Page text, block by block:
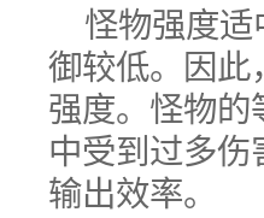
怪物强度
御较低。因此
强度。怪物
中受到过多
输出效率。